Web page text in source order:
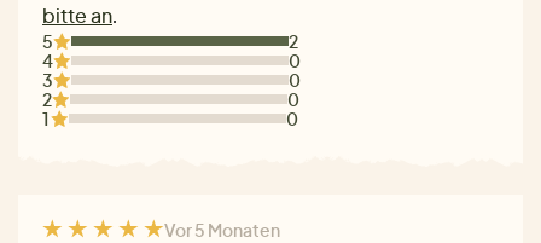
bitte an.
5
2
4
0
3
0
2
0
1
0
Vor 5 Monaten